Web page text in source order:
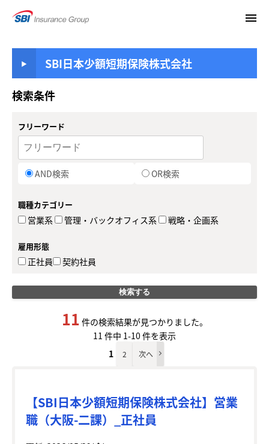
menu
SBI日本少額短期保険株式会社
検索条件
フリーワード
AND検索 OR検索
職種カテゴリー
営業系 管理・バックオフィス系 戦略・企画系
雇用形態
正社員 契約社員
検索する
11 件の検索結果が見つかりました。
11 件中 1-10 件を表示
1
2 次へ
【SBI日本少額短期保険株式会社】営業
職（大阪-二課）_正社員